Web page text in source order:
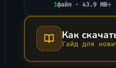
1файл · 43.9 MB→
Как
Гайд для